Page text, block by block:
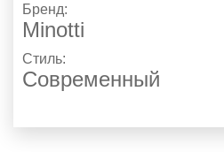
Бренд:
Minotti
Стиль:
Современный